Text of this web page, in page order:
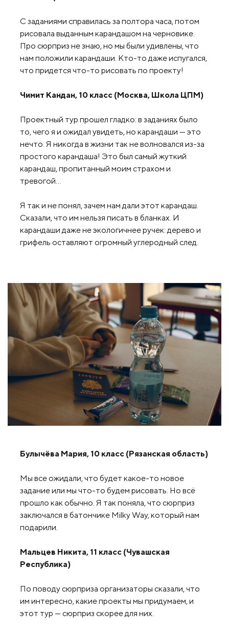
С заданиями справилась за полтора часа, потом
рисовала выданным карандашом на черновике.
Про сюрприз не знаю, но мы были удивлены, что
нам положили карандаши. Кто-то даже испугался,
что придется что-то рисовать по проекту!
Чимит Кандан, 10 класс (Москва, Школа ЦПМ)
Проектный тур прошел гладко: в заданиях было
то, чего я и ожидал увидеть, но карандаши — это
нечто. Я никогда в жизни так не волновался из-за
простого карандаша! Это был самый жуткий
карандаш, пропитанный моим страхом и
тревогой…
Я так и не понял, зачем нам дали этот карандаш.
Сказали, что им нельзя писать в бланках. И
карандаши даже не экологичнее ручек: дерево и
грифель оставляют огромный углеродный след.
Булычёва Мария, 10 класс (Рязанская область)
Мы все ожидали, что будет какое-то новое
задание или мы что-то будем рисовать. Но всё
прошло как обычно. Я так поняла, что сюрприз
заключался в батончике Milky Way, который нам
подарили.
Мальцев Никита, 11 класс (Чувашская
Республика)
По поводу сюрприза организаторы сказали, что
им интересно, какие проекты мы придумаем, и
этот тур — сюрприз скорее для них.